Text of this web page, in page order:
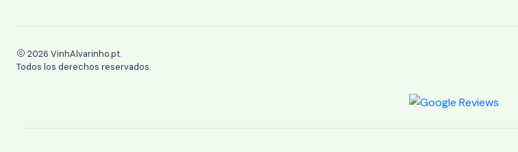
2026 VinhAlvarinho.pt.
Todos los derechos reservados.